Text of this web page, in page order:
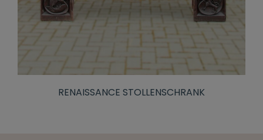
RENAISSANCE STOLLENSCHRANK